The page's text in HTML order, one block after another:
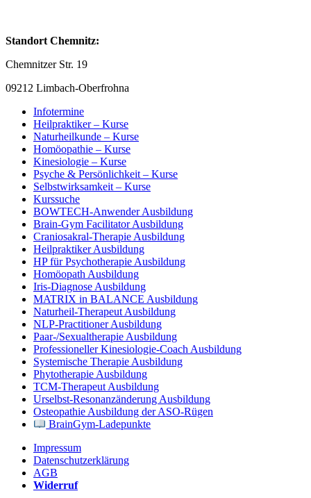
Standort Chemnitz:
Chemnitzer Str. 19
09212 Limbach-Oberfrohna
Infotermine
Heilpraktiker – Kurse
Naturheilkunde – Kurse
Homöopathie – Kurse
Kinesiologie – Kurse
Psyche & Persönlichkeit – Kurse
Selbstwirksamkeit – Kurse
Kurssuche
BOWTECH-Anwender Ausbildung
Brain-Gym Facilitator Ausbildung
Craniosakral-Therapie Ausbildung
Heilpraktiker Ausbildung
HP für Psychotherapie Ausbildung
Homöopath Ausbildung
Iris-Diagnose Ausbildung
MATRIX in BALANCE Ausbildung
Naturheil-Therapeut Ausbildung
NLP-Practitioner Ausbildung
Paar-/Sexualtherapie Ausbildung
Professioneller Kinesiologie-Coach Ausbildung
Systemische Therapie Ausbildung
Phytotherapie Ausbildung
TCM-Therapeut Ausbildung
Urselbst-Resonanzänderung Ausbildung
Osteopathie Ausbildung der ASO-Rügen
BrainGym-Ladepunkte
Impressum
Datenschutzerklärung
AGB
Widerruf